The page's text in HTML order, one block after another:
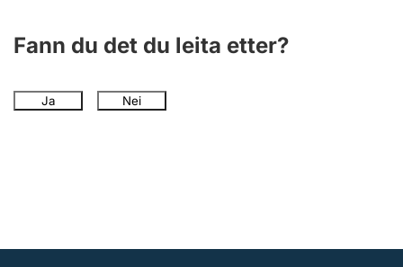
Fann du det du leita etter?
Ja Nei